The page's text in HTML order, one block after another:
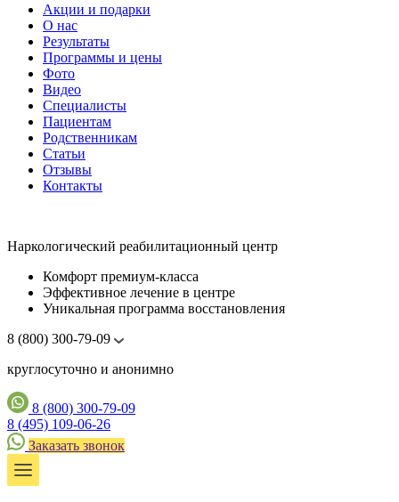
Акции и подарки
О нас
Результаты
Программы и цены
Фото
Видео
Специалисты
Пациентам
Родственникам
Статьи
Отзывы
Контакты
Наркологический реабилитационный центр
Комфорт премиум-класса
Эффективное лечение в центре
Уникальная программа восстановления
8 (800) 300-79-09
круглосуточно и анонимно
8 (800) 300-79-09
8 (495) 109-06-26
Заказать звонок